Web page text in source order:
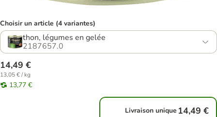
Choisir un article (4 variantes)
thon, légumes en gelée
2187657.0
14,49 €
13,05 € / kg
13,77 €
Livraison unique 14,49 €